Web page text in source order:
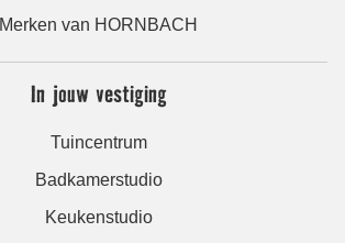
Merken van HORNBACH
In jouw vestiging
Tuincentrum
Badkamerstudio
Keukenstudio